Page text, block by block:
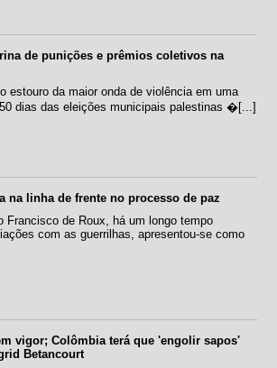
de punições e prêmios coletivos na
estouro da maior onda de violência em uma
dias das eleições municipais palestinas �[...]
na linha de frente no processo de paz
Francisco de Roux, há um longo tempo
com as guerrilhas, apresentou-se como
vigor; Colômbia terá que 'engolir sapos'
Betancourt